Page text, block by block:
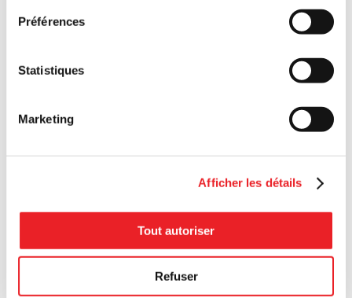
Préférences
Statistiques
Marketing
Afficher les détails
Tout autoriser
Refuser